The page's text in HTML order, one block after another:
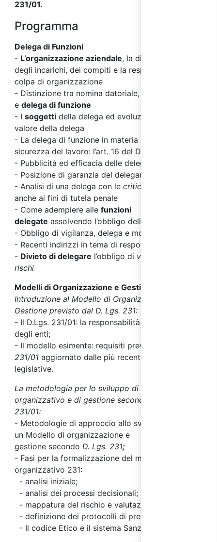
231/01.
Programma
Delega di Funzioni
- L’organizzazione aziendale, la distribuzione
degli incarichi, dei compiti e la responsabilità per
colpa di organizzazione
- Distinzione tra nomina datoriale, delega di fatto
e delega di funzione
- I soggetti della delega ed evoluzione dell’istituto,
valore della delega
- La delega di funzione in materia di salute e
sicurezza del lavoro: l’art. 16 del D. Lgs. 81/08
- Pubblicità ed efficacia delle delega
- Posizione di garanzia del delegante
- Analisi di una delega con le criticità
anche ai fini di tutela penale
- Come adempiere alle funzioni
delegate assolvendo l’obbligo della vigilanza
- Obbligo di vigilanza, delega e modelli di gestione
- Recenti indirizzi in tema di responsabilità
- Divieto di delegare l’obbligo di valutazione dei
rischi
Modelli di Organizzazione e Gestione MOG
Introduzione al Modello di Organizzazione e
Gestione previsto dal D. Lgs. 231:
- Il D.Lgs. 231/01: la responsabilità amministrativa
degli enti;
- Il modello esimente: requisiti previsti nel
231/01 aggiornato dalle più recenti modifiche
legislative.
La metodologia per lo sviluppo di un modello
organizzativo e di gestione secondo D. Lgs.
231/01:
- Metodologie di approccio allo sviluppo di
un Modello di organizzazione e
gestione secondo D. Lgs. 231;
- Fasi per la formalizzazione del modello
organizzativo 231:
- analisi iniziale;
- analisi dei processi decisionali;
- mappatura del rischio e valutazione del rischio;
- definizione dei protocolli di prevenzione;
- Il codice Etico e il sistema Sanzionatorio.